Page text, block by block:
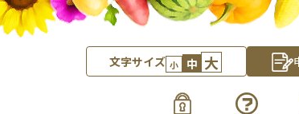
文字サイズ 小 中 大